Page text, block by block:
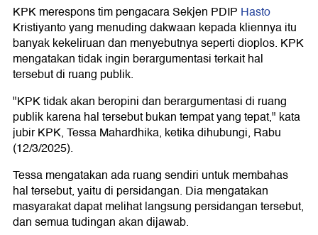
KPK merespons tim pengacara Sekjen PDIP Hasto
Kristiyanto yang menuding dakwaan kepada kliennya itu
banyak kekeliruan dan menyebutnya seperti dioplos. KPK
mengatakan tidak ingin berargumentasi terkait hal
tersebut di ruang publik.
"KPK tidak akan beropini dan berargumentasi di ruang
publik karena hal tersebut bukan tempat yang tepat," kata
jubir KPK, Tessa Mahardhika, ketika dihubungi, Rabu
(12/3/2025).
Tessa mengatakan ada ruang sendiri untuk membahas
hal tersebut, yaitu di persidangan. Dia mengatakan
masyarakat dapat melihat langsung persidangan tersebut,
dan semua tudingan akan dijawab.